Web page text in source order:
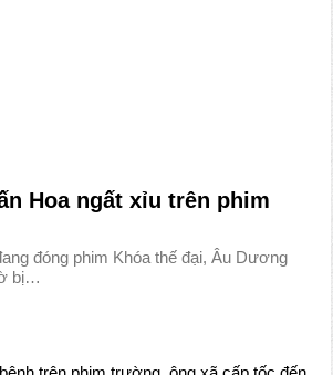
Hoa ngất xỉu trên phim
đóng phim Khóa thế đại, Âu Dương
bị…